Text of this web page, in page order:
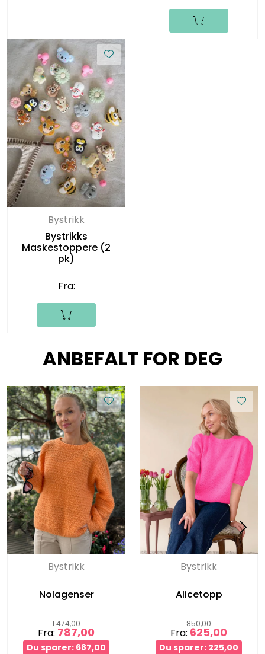
Bystrikk
Bystrikks
Maskestoppere (2
pk)
Fra:
ANBEFALT FOR DEG
Bystrikk
Nolagenser
1.474,00
Fra: 787,00
Du sparer: 687,00
Bystrikk
Alicetopp
850,00
Fra: 625,00
Du sparer: 225,00